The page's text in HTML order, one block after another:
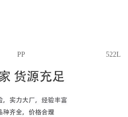
PP 522L